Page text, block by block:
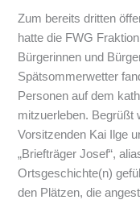
Zum bereits dritten
hatte die FWG
Bürgerinnen und
Spätsommerwetter
Personen auf dem
mitzuerleben. Begrüßt
Vorsitzenden Kai Ilge
„Briefträger Josef“,
Ortsgeschichte(n)
den Plätzen, die